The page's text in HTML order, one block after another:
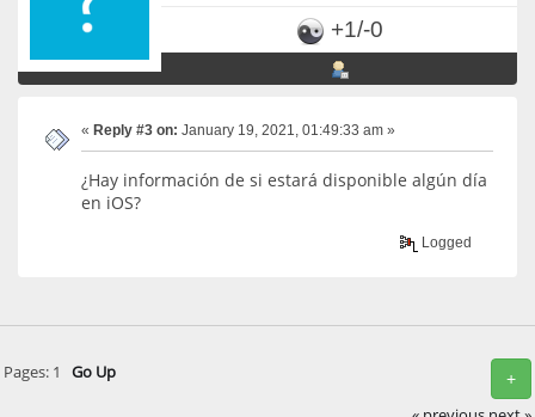
+1/-0
« Reply #3 on: January 19, 2021, 01:49:33 am »
¿Hay información de si estará disponible algún día
en iOS?
Logged
+
Pages: 1 Go Up